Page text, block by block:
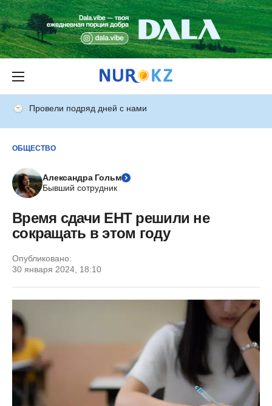
Провели подряд дней с нами
ОБЩЕСТВО
Александра Гольм
Бывший сотрудник
Время сдачи ЕНТ решили не
сокращать в этом году
Опубликовано:
30 января 2024, 18:10